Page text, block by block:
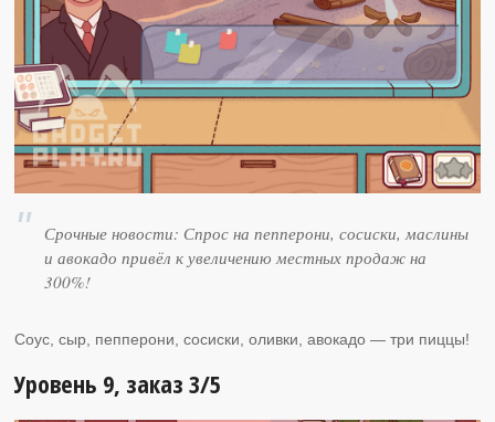
Срочные новости: Спрос на пепперони, сосиски, маслины
и авокадо привёл к увеличению местных продаж на
300%!
Соус, сыр, пепперони, сосиски, оливки, авокадо — три пиццы!
Уровень 9, заказ 3/5